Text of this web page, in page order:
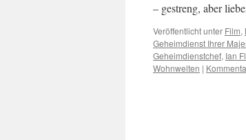
– gestreng, aber
Veröffentlicht unter Film,
Geheimdienst Ihrer
Geheimdienstchef, Ian
Wohnwelten |